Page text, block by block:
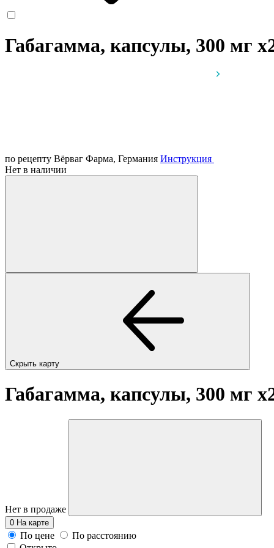
Габагамма, капсулы, 300 мг
по рецепту Вёрваг Фарма, Германия Инструкция
Нет в наличии
Скрыть карту
Габагамма, капсулы, 300 мг
Нет в продаже
0 На карте
По цене
По расстоянию